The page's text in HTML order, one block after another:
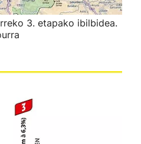
3. etapako ibilbidea.